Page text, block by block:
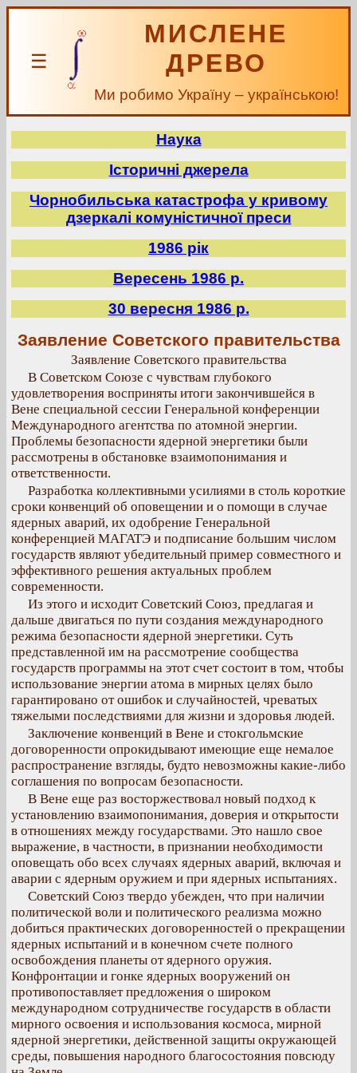
☰
МИСЛЕНЕ
ДРЕВО
Ми робимо Україну – українською!
Наука
Історичні джерела
Чорнобильська катастрофа у кривому
дзеркалі комуністичної преси
1986 рік
Вересень 1986 р.
30 вересня 1986 р.
Заявление Советского правительства
Заявление Советского правительства
В Советском Союзе с чувствам глубокого
удовлетворения восприняты итоги закончившейся в
Вене специальной сессии Генеральной конференции
Международного агентства по атомной энергии.
Проблемы безопасности ядерной энергетики были
рассмотрены в обстановке взаимопонимания и
ответственности.
Разработка коллективными усилиями в столь короткие
сроки конвенций об оповещении и о помощи в случае
ядерных аварий, их одобрение Генеральной
конференцией МАГАТЭ и подписание большим числом
государств являют убедительный пример совместного и
эффективного решения актуальных проблем
современности.
Из этого и исходит Советский Союз, предлагая и
дальше двигаться по пути создания международного
режима безопасности ядерной энергетики. Суть
представленной им на рассмотрение сообщества
государств программы на этот счет состоит в том, чтобы
использование энергии атома в мирных целях было
гарантировано от ошибок и случайностей, чреватых
тяжелыми последствиями для жизни и здоровья людей.
Заключение конвенций в Вене и стокгольмские
договоренности опрокидывают имеющие еще немалое
распространение взгляды, будто невозможны какие-либо
соглашения по вопросам безопасности.
В Вене еще раз восторжествовал новый подход к
установлению взаимопонимания, доверия и открытости
в отношениях между государствами. Это нашло свое
выражение, в частности, в признании необходимости
оповещать обо всех случаях ядерных аварий, включая и
аварии с ядерным оружием и при ядерных испытаниях.
Советский Союз твердо убежден, что при наличии
политической воли и политического реализма можно
добиться практических договоренностей о прекращении
ядерных испытаний и в конечном счете полного
освобождения планеты от ядерного оружия.
Конфронтации и гонке ядерных вооружений он
противопоставляет предложения о широком
международном сотрудничестве государств в области
мирного освоения и использования космоса, мирной
ядерной энергетики, действенной защиты окружающей
среды, повышения народного благосостояния повсюду